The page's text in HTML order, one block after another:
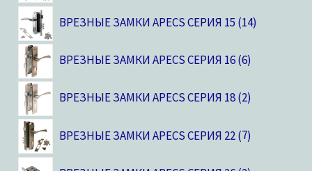
ВРЕЗНЫЕ ЗАМКИ APECS СЕРИЯ 15 14
ВРЕЗНЫЕ ЗАМКИ APECS СЕРИЯ 16 6
ВРЕЗНЫЕ ЗАМКИ APECS СЕРИЯ 18 2
ВРЕЗНЫЕ ЗАМКИ APECS СЕРИЯ 22 7